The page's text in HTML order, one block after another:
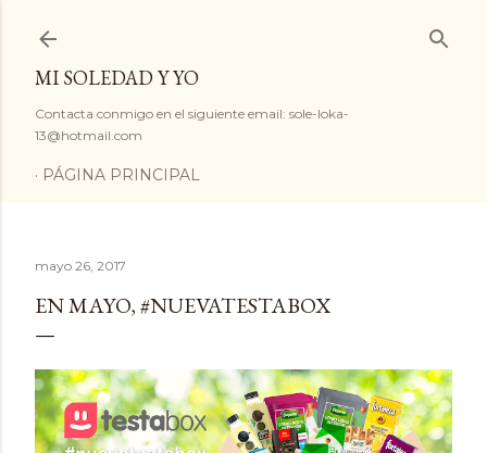
MI SOLEDAD Y YO
Contacta conmigo en el siguiente email: sole-loka-
13@hotmail.com
PÁGINA PRINCIPAL
mayo 26, 2017
EN MAYO, #NUEVATESTABOX